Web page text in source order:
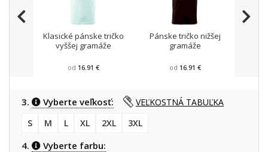
Klasické pánske tričko
vyššej gramáže
od 16.91 €
Pánske tričko nižšej
gramáže
od 16.91 €
3. Vyberte veľkosť:
VEĽKOSTNÁ TABUĽKA
S
M L XL 2XL 3XL
4. Vyberte farbu: